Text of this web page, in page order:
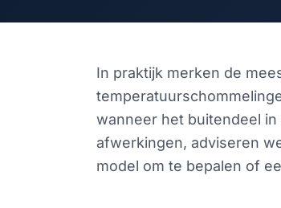
In praktijk merken de
wanneer het buitendeel
afwerkingen, adviseren
model om te bepalen of